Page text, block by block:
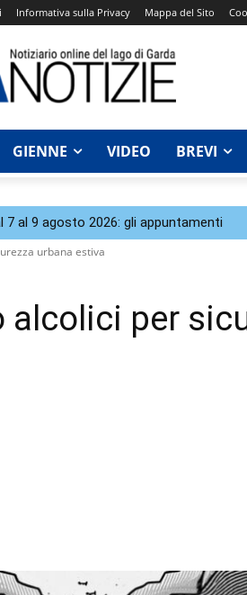
Informativa sulla Privacy Mappa del Sito
GIENNE VIDEO BREVI
7 al 9 agosto 2026: gli appuntamenti
urbana estiva
alcolici per